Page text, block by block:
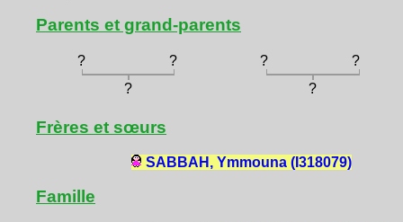
Parents et grand-parents
? ? ?
?
?
?
Frères et sœurs
SABBAH, Ymmouna (I318079)
Famille